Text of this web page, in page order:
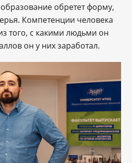
обретет форму,
Компетенции человека
того, с какими людьми он
он у них заработал.